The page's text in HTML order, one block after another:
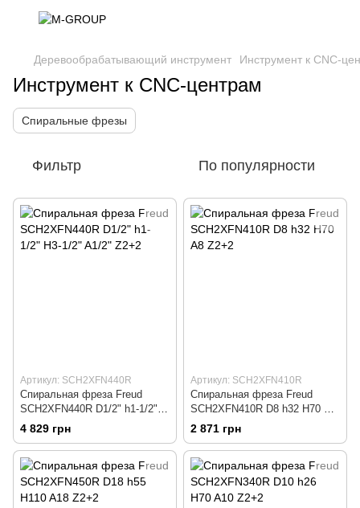
Деревообрабатывающий инструмент Инструмент к CNC-
Инструмент к CNC-центрам
Спиральные фрезы
Фильтр По популярности
Артикул: SCH2XFN440R
Спиральная фреза Freud
SCH2XFN440R D1/2" h1-1/2"
H3-1/2" A1/2" Z2+2
4 829 грн
Артикул: SCH2XFN410R
Спиральная фреза Freud
SCH2XFN410R D8 h32 H70 A8
Z2+2
2 871 грн